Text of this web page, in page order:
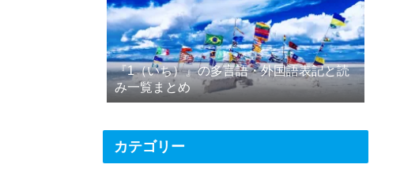
『1（いち）』の多言語・外国語表記と読
み一覧まとめ
カテゴリー